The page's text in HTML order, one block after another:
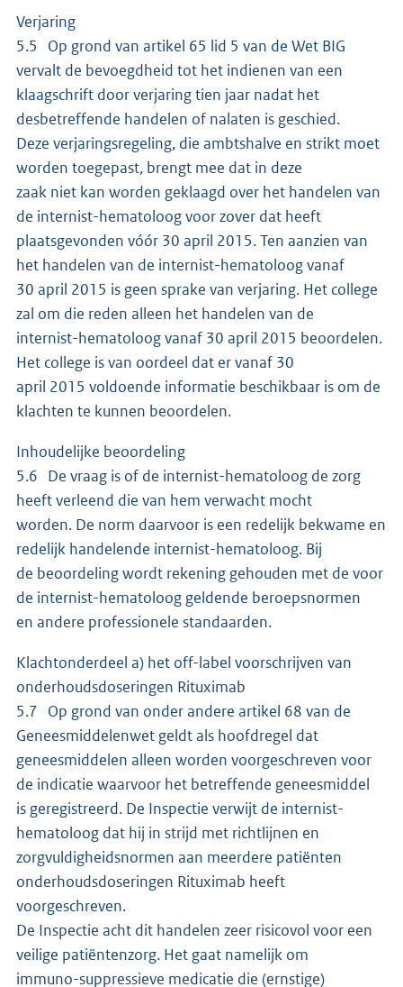
Verjaring
5.5 Op grond van artikel 65 lid 5 van de Wet BIG
vervalt de bevoegdheid tot het indienen van een
klaagschrift door verjaring tien jaar nadat het
desbetreffende handelen of nalaten is geschied.
Deze verjaringsregeling, die ambtshalve en strikt moet
worden toegepast, brengt mee dat in deze
zaak niet kan worden geklaagd over het handelen van
de internist-hematoloog voor zover dat heeft
plaatsgevonden vóór 30 april 2015. Ten aanzien van
het handelen van de internist-hematoloog vanaf
30 april 2015 is geen sprake van verjaring. Het college
zal om die reden alleen het handelen van de
internist-hematoloog vanaf 30 april 2015 beoordelen.
Het college is van oordeel dat er vanaf 30
april 2015 voldoende informatie beschikbaar is om de
klachten te kunnen beoordelen.
Inhoudelijke beoordeling
5.6 De vraag is of de internist-hematoloog de zorg
heeft verleend die van hem verwacht mocht
worden. De norm daarvoor is een redelijk bekwame en
redelijk handelende internist-hematoloog. Bij
de beoordeling wordt rekening gehouden met de voor
de internist-hematoloog geldende beroepsnormen
en andere professionele standaarden.
Klachtonderdeel a) het off-label voorschrijven van
onderhoudsdoseringen Rituximab
5.7 Op grond van onder andere artikel 68 van de
Geneesmiddelenwet geldt als hoofdregel dat
geneesmiddelen alleen worden voorgeschreven voor
de indicatie waarvoor het betreffende geneesmiddel
is geregistreerd. De Inspectie verwijt de internist-
hematoloog dat hij in strijd met richtlijnen en
zorgvuldigheidsnormen aan meerdere patiënten
onderhoudsdoseringen Rituximab heeft
voorgeschreven.
De Inspectie acht dit handelen zeer risicovol voor een
veilige patiëntenzorg. Het gaat namelijk om
immuno-suppressieve medicatie die (ernstige)